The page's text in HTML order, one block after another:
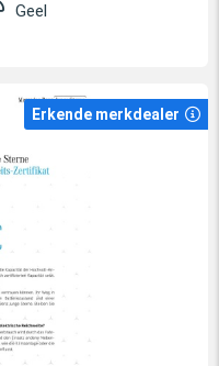
Geel
Erkende merkdealer